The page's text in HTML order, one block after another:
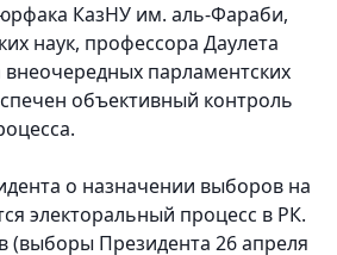
КазНУ им. аль-Фараби,
наук, профессора Даулета
парламентских
объективный контроль
о назначении выборов на
электоральный процесс в РК.
(выборы Президента 26 апреля